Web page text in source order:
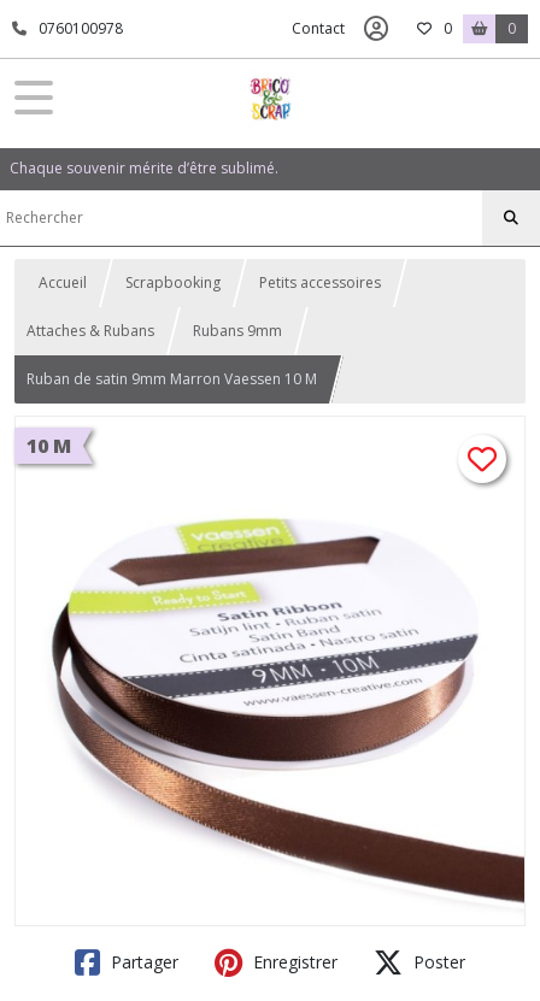
0760100978 Contact 0 0
Chaque souvenir mérite d’être sublimé.
Accueil Scrapbooking Petits accessoires
Attaches & Rubans Rubans 9mm
Ruban de satin 9mm Marron Vaessen 10 M
10 M
Partager Enregistrer Poster